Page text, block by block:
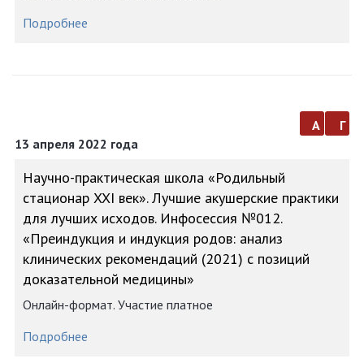
Подробнее
13 апреля 2022 года
а г
Научно-практическая школа «Родильный
стационар XXI век». Лучшие акушерские практики
для лучших исходов. Инфосессия №012.
«Преиндукция и индукция родов: анализ
клинических рекомендаций (2021) с позиций
доказательной медицины»
Онлайн-формат. Участие платное
Подробнее